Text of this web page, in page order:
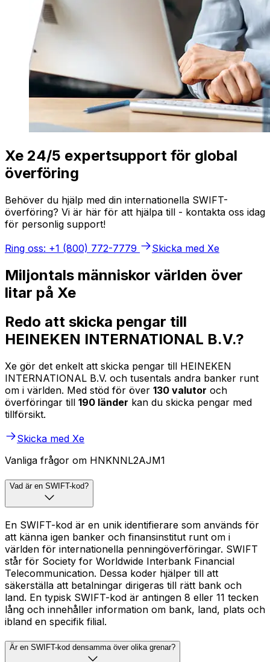
Xe 24/5 expertsupport för global
överföring
Behöver du hjälp med din internationella SWIFT-
överföring? Vi är här för att hjälpa till - kontakta oss idag
för personlig support!
Ring oss: +1 (800) 772-7779
Skicka med Xe
Miljontals människor världen över
litar på Xe
Redo att skicka pengar till
HEINEKEN INTERNATIONAL B.V.?
Xe gör det enkelt att skicka pengar till HEINEKEN
INTERNATIONAL B.V. och tusentals andra banker runt
om i världen. Med stöd för över 130 valutor och
överföringar till 190 länder kan du skicka pengar med
tillförsikt.
Skicka med Xe
Vanliga frågor om HNKNNL2AJM1
Vad är en SWIFT-kod?
En SWIFT-kod är en unik identifierare som används för
att känna igen banker och finansinstitut runt om i
världen för internationella penningöverföringar. SWIFT
står för Society for Worldwide Interbank Financial
Telecommunication. Dessa koder hjälper till att
säkerställa att betalningar dirigeras till rätt bank och
land. En typisk SWIFT-kod är antingen 8 eller 11 tecken
lång och innehåller information om bank, land, plats och
ibland en specifik filial.
Är en SWIFT-kod densamma över olika grenar?